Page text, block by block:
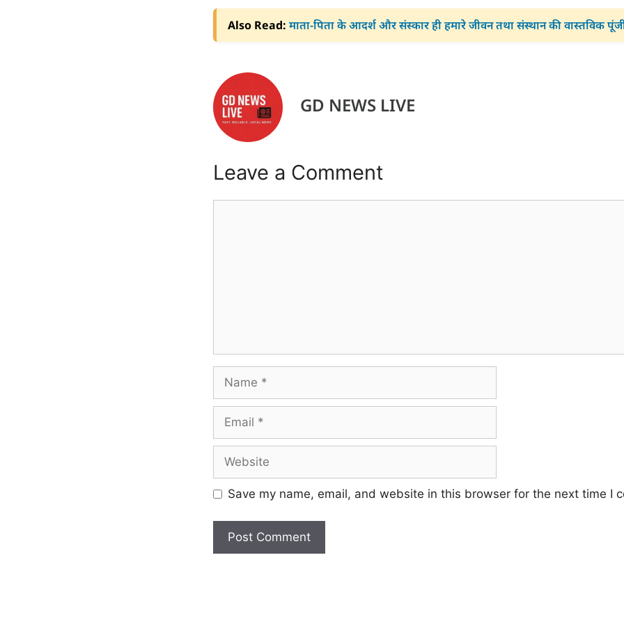
Also Read: माता-पिता के आदर्श और संस्कार ही हमारे जीवन तथा संस्थान की वास्तविक
GD NEWS LIVE
Leave a Comment
Save my name, email, and website in this browser for the next time I